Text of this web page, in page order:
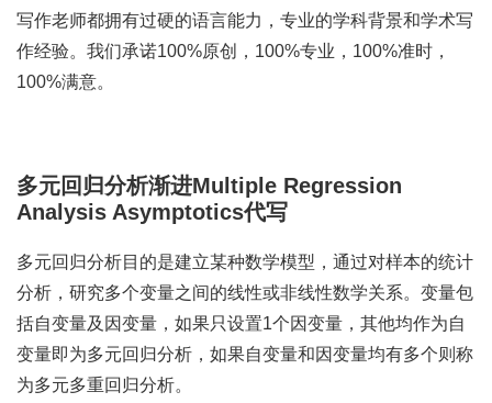
写作老师都拥有过硬的语言能力，专业的学科背景和学术写
作经验。我们承诺100%原创，100%专业，100%准时，
100%满意。
多元回归分析渐进Multiple Regression
Analysis Asymptotics代写
多元回归分析目的是建立某种数学模型，通过对样本的统计
分析，研究多个变量之间的线性或非线性数学关系。变量包
括自变量及因变量，如果只设置1个因变量，其他均作为自
变量即为多元回归分析，如果自变量和因变量均有多个则称
为多元多重回归分析。